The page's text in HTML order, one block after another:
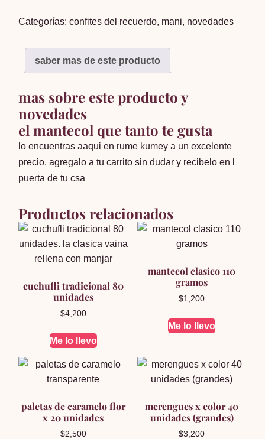
cantidad
Categorías:confites del recuerdo, mani, novedades
saber mas de este producto
mas sobre este producto y
novedades
el mantecol que tanto te gusta
lo encuentras aaqui en rume kumey a un excelente
precio. agregalo a tu carrito sin dudar y recibelo en l
puerta de tu csa
Productos relacionados
cuchufli tradicional 80
unidades
$4,200
Me lo llevo
mantecol clasico 110
gramos
$1,200
Me lo llevo
paletas de caramelo flor
x 20 unidades
$2,500
merengues x color 40
unidades (grandes)
$3,200